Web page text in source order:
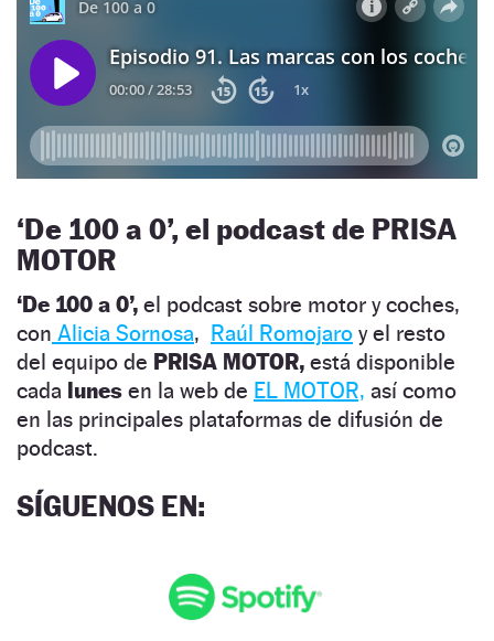
‘De 100 a 0’, el podcast de PRISA
MOTOR
‘De 100 a 0’, el podcast sobre motor y coches,
con Alicia Sornosa, Raúl Romojaro y el resto
del equipo de PRISA MOTOR, está disponible
cada lunes en la web de EL MOTOR, así como
en las principales plataformas de difusión de
podcast.
SÍGUENOS EN: